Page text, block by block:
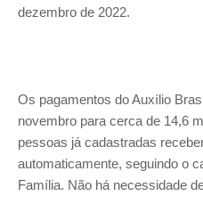
dezembro de 2022.
Os pagamentos do Auxílio
novembro para cerca de 14,6
pessoas já cadastradas
automaticamente, seguindo o
Família. Não há necessidade